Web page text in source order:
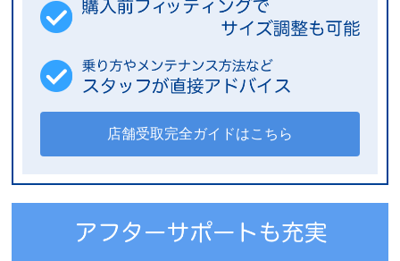
店舗受取完全ガイドはこちら